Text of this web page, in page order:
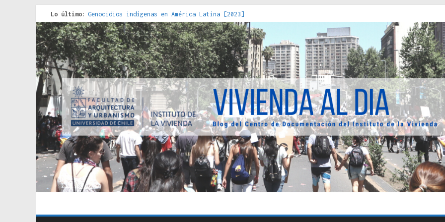
Lo último: Genocidios indígenas en América Latina [2023]
Estudios sobre la espacialización de los Estados : políticas, prácticas y representaciones [2022]
Donde el pedernal choca con el acero : hacia una teoría crítica de las fronteras latinoamericanas
Criterios técnicos para una vivienda adecuada [2019]
Red de consultorios de la Caja del Seguro Obrero en Santiago : un patrimonio emblemático [2014]